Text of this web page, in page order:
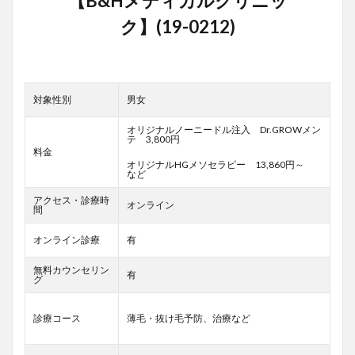
対象性別 男女
料金
オリジナルノーニードル注入 Dr.GROWメン
テ 3,800円
オリジナルHGメソセラピー 13,860円～
など
アクセス・診療時
間
オンライン
オンライン診療 有
無料カウンセリン
グ
有
診療コース 薄毛・抜け毛予防、治療など